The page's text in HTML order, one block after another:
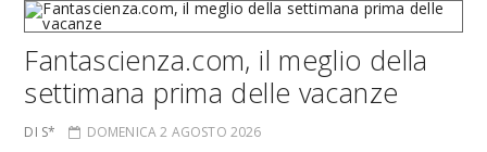
Fantascienza.com, il meglio della
settimana prima delle vacanze
DI S* DOMENICA 2 AGOSTO 2026